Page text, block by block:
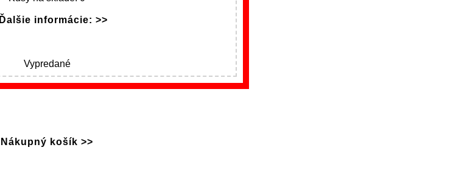
Ďalšie informácie: >>
Vypredané
Nákupný košík >>